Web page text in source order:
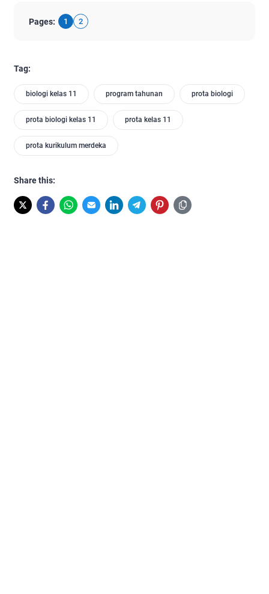
Pages: 1 2
Tag:
biologi kelas 11 program tahunan prota biologi
prota biologi kelas 11 prota kelas 11
prota kurikulum merdeka
Share this: